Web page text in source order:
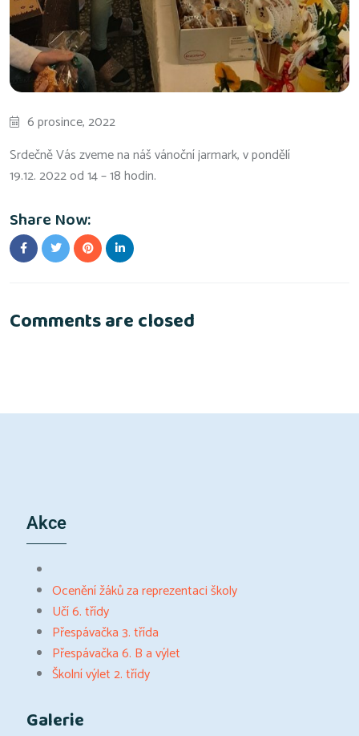
6 prosince, 2022
Srdečně Vás zveme na náš vánoční jarmark, v pondělí
19.12. 2022 od 14 – 18 hodin.
Share Now:
Comments are closed
Akce
Ocenění žáků za reprezentaci školy
Učí 6. třídy
Přespávačka 3. třída
Přespávačka 6. B a výlet
Školní výlet 2. třídy
Galerie